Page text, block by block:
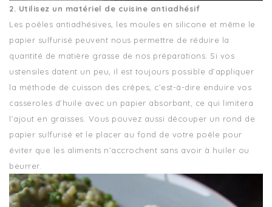
2. Utilisez un matériel de cuisine antiadhésif
Les poêles antiadhésives, les moules en silicone et même le
papier sulfurisé peuvent nous permettre de réduire la
quantité de matière grasse de nos préparations. Si vos
ustensiles datent un peu, il est toujours possible d’appliquer
la méthode de cuisson des crêpes, c’est-à-dire enduire vos
casseroles d’huile avec un papier absorbant, ce qui limitera
l’ajout en graisses. Vous pouvez aussi découper un rond de
papier sulfurisé et le placer au fond de votre poêle pour
éviter que les aliments n’accrochent sans avoir à huiler ou
beurrer.